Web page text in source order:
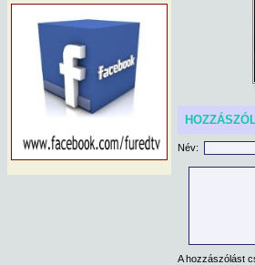
Név:
A hozzászólást